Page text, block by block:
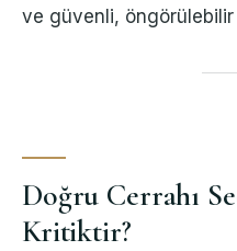
ve güvenli,
Doğru Cerrahı
Kritiktir?